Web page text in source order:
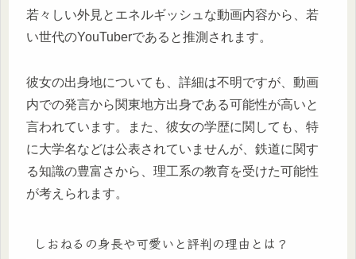
若々しい外見とエネルギッシュな動画内容から、若
い世代のYouTuberであると推測されます。
彼女の出身地についても、詳細は不明ですが、動画
内での発言から関東地方出身である可能性が高いと
言われています。また、彼女の学歴に関しても、特
に大学名などは公表されていませんが、鉄道に関す
る知識の豊富さから、理工系の教育を受けた可能性
が考えられます。
しおねるの身長や可愛いと評判の理由とは？